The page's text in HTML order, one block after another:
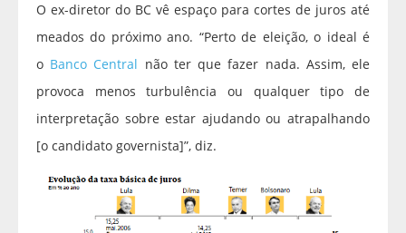
O ex-diretor do BC vê espaço para cortes de juros até
meados do próximo ano. “Perto de eleição, o ideal é
o Banco Central não ter que fazer nada. Assim, ele
provoca menos turbulência ou qualquer tipo de
interpretação sobre estar ajudando ou atrapalhando
[o candidato governista]”, diz.